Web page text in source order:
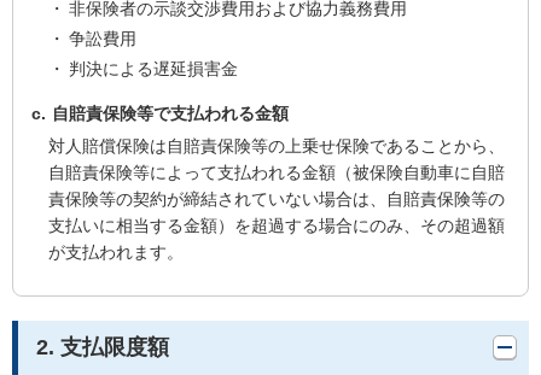
非保険者の示談交渉費用および協力義務費用
争訟費用
判決による遅延損害金
自賠責保険等で支払われる金額
対人賠償保険は自賠責保険等の上乗せ保険であることから、
自賠責保険等によって支払われる金額（被保険自動車に自賠
責保険等の契約が締結されていない場合は、自賠責保険等の
支払いに相当する金額）を超過する場合にのみ、その超過額
が支払われます。
2. 支払限度額